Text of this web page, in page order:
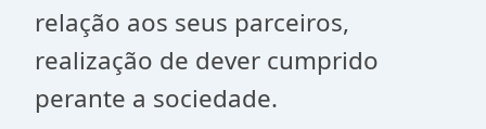
relação aos seus parceiros,
realização de dever cumprido
perante a sociedade.